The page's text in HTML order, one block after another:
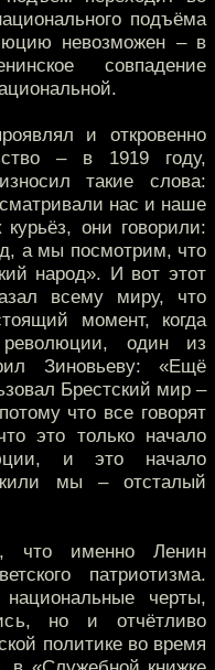
подъёма
невозможен – в
совпадение
и откровенно
– в 1919 году,
такие слова:
нас и наше
они говорили:
а мы посмотрим, что
народ». И вот этот
всему миру, что
момент, когда
один из
Зиновьеву: «Ещё
Брестский мир –
что все говорят
это только начало
и это начало
мы – отсталый
что именно Ленин
патриотизма.
черты,
но и отчётливо
политике во время